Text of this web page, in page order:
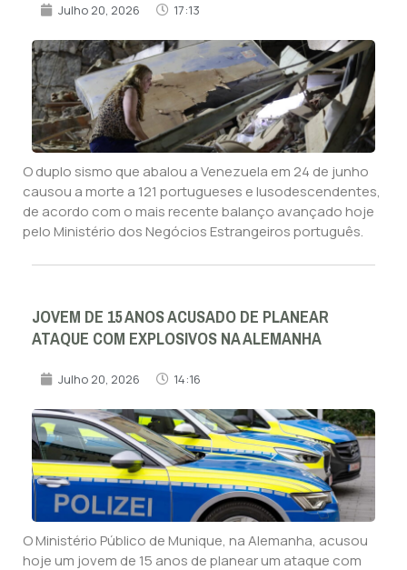
Julho 20, 2026 17:13
O duplo sismo que abalou a Venezuela em 24 de junho
causou a morte a 121 portugueses e lusodescendentes,
de acordo com o mais recente balanço avançado hoje
pelo Ministério dos Negócios Estrangeiros português.
JOVEM DE 15 ANOS ACUSADO DE PLANEAR
ATAQUE COM EXPLOSIVOS NA ALEMANHA
Julho 20, 2026 14:16
O Ministério Público de Munique, na Alemanha, acusou
hoje um jovem de 15 anos de planear um ataque com